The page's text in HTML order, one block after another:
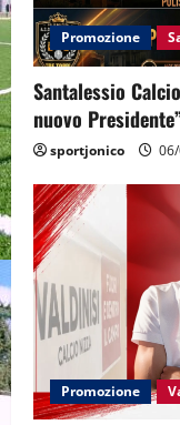
Promozione
Santalessio
nuovo
sportjonico
Promozione